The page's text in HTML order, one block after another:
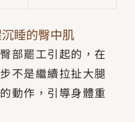
睡的臀中肌
部罷工引起的，在
不是繼續拉扯大腿
動作，引導身體重